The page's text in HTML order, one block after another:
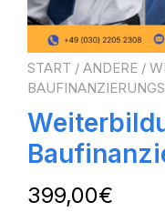
START / ANDERE /
399,00€